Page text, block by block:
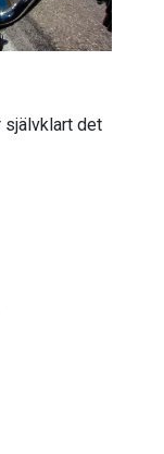
självklart det